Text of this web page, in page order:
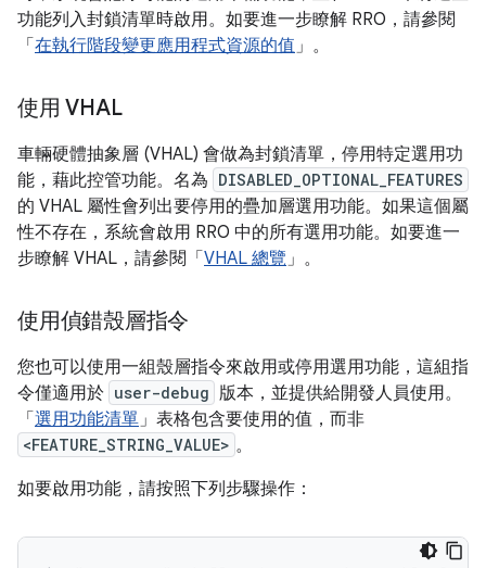
功能列入封鎖清單時啟用。如要進一步瞭解 RRO，請參閱
「 在執行階段變更應用程式資源的值」。
使用 VHAL
車輛硬體抽象層 (VHAL) 會做為封鎖清單，停用特定選用功
能，藉此控管功能。名為 DISABLED_OPTIONAL_FEATURES
的 VHAL 屬性會列出要停用的疊加層選用功能。如果這個屬
性不存在，系統會啟用 RRO 中的所有選用功能。如要進一
步瞭解 VHAL，請參閱「 VHAL 總覽」。
使用偵錯殼層指令
您也可以使用一組殼層指令來啟用或停用選用功能，這組指
令僅適用於 user-debug 版本，並提供給開發人員使用。
「 選用功能清單」表格包含要使用的值，而非
<FEATURE_STRING_VALUE> 。
如要啟用功能，請按照下列步驟操作：